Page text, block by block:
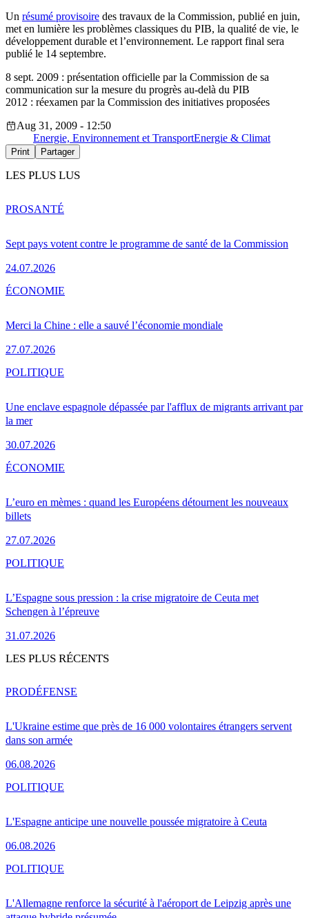
Un résumé provisoire des travaux de la Commission, publié en juin,
met en lumière les problèmes classiques du PIB, la qualité de vie, le
développement durable et l’environnement. Le rapport final sera
publié le 14 septembre.
8 sept. 2009 : présentation officielle par la Commission de sa
communication sur la mesure du progrès au-delà du PIB
2012 : réexamen par la Commission des initiatives proposées
Aug 31, 2009 - 12:50
Energie, Environnement et TransportEnergie & Climat
Print Partager
LES PLUS LUS
Sept pays votent contre le programme de santé de la Commission
24.07.2026
PROSANTÉ
Merci la Chine : elle a sauvé l’économie mondiale
27.07.2026
ÉCONOMIE
Une enclave espagnole dépassée par l'afflux de migrants arrivant par
la mer
30.07.2026
POLITIQUE
L’euro en mèmes : quand les Européens détournent les nouveaux
billets
27.07.2026
ÉCONOMIE
L’Espagne sous pression : la crise migratoire de Ceuta met
Schengen à l’épreuve
31.07.2026
POLITIQUE
LES PLUS RÉCENTS
L'Ukraine estime que près de 16 000 volontaires étrangers servent
dans son armée
06.08.2026
PRODÉFENSE
L'Espagne anticipe une nouvelle poussée migratoire à Ceuta
06.08.2026
POLITIQUE
L'Allemagne renforce la sécurité à l'aéroport de Leipzig après une
POLITIQUE